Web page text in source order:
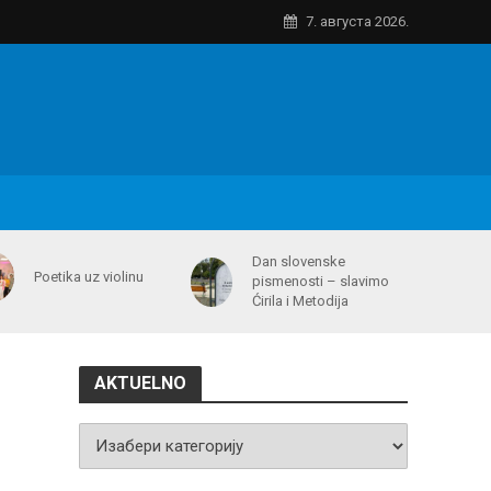
7. августа 2026.
Poetika uz violinu
Dan slovenske
pismenosti – slavimo
Ćirila i Metodija
AKTUELNO